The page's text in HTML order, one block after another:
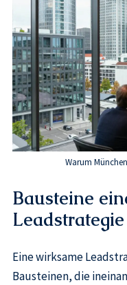
Warum
Bausteine
Leadstrategie
Eine wirksame
Bausteinen, die